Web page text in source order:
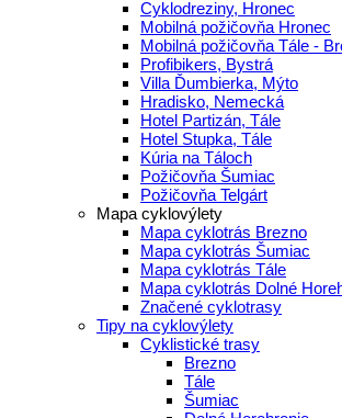
Cyklodreziny, Hronec
Mobilná požičovňa Hronec
Mobilná požičovňa Tále -
Profibikers, Bystrá
Villa Ďumbierka, Mýto
Hradisko, Nemecká
Hotel Partizán, Tále
Hotel Stupka, Tále
Kúria na Táloch
Požičovňa Šumiac
Požičovňa Telgárt
Mapa cyklovýlety
Mapa cyklotrás Brezno
Mapa cyklotrás Šumiac
Mapa cyklotrás Tále
Mapa cyklotrás Dolné
Značené cyklotrasy
Tipy na cyklovýlety
Cyklistické trasy
Brezno
Tále
Šumiac